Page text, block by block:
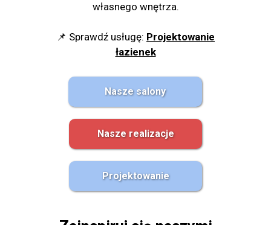
Nasze salony
Nasze realizacje
Projektowanie
własnego wnętrza.
📌 Sprawdź usługę: Projektowanie
łazienek